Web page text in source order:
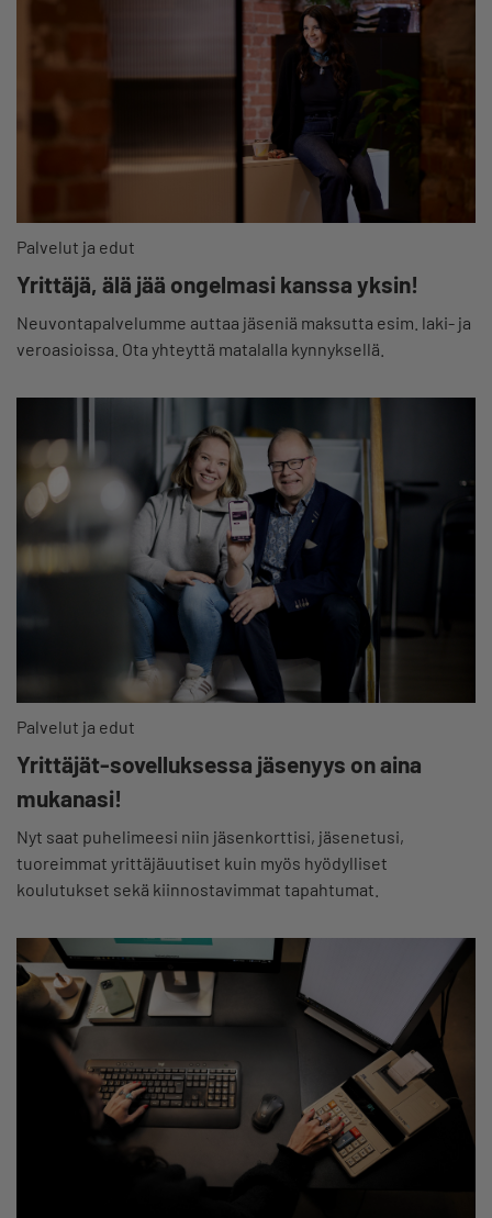
Palvelut ja edut
Yrittäjä, älä jää ongelmasi kanssa yksin!
Neuvontapalvelumme auttaa jäseniä maksutta esim. laki- ja
veroasioissa. Ota yhteyttä matalalla kynnyksellä.
Palvelut ja edut
Yrittäjät-sovelluksessa jäsenyys on aina
mukanasi!
Nyt saat puhelimeesi niin jäsenkorttisi, jäsenetusi,
tuoreimmat yrittäjäuutiset kuin myös hyödylliset
koulutukset sekä kiinnostavimmat tapahtumat.